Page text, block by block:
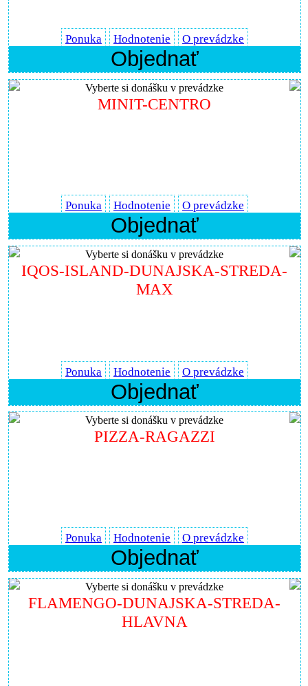
Ponuka Hodnotenie O prevádzke
Objednať
Vyberte si donášku v prevádzke
MINIT-CENTRO
Ponuka Hodnotenie O prevádzke
Objednať
Vyberte si donášku v prevádzke
IQOS-ISLAND-DUNAJSKA-STREDA-
MAX
Ponuka Hodnotenie O prevádzke
Objednať
Vyberte si donášku v prevádzke
PIZZA-RAGAZZI
Ponuka Hodnotenie O prevádzke
Objednať
Vyberte si donášku v prevádzke
FLAMENGO-DUNAJSKA-STREDA-
HLAVNA